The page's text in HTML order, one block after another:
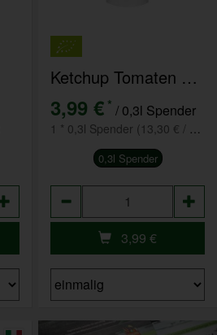
Ketchup Tomaten 80% Tomatenanteil PET
3,99 € * / 0,3l Spender
0,3l Spender
3,99 €